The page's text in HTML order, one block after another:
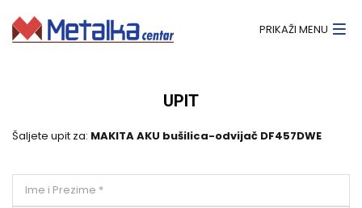
PRIKAŽI MENU
UPIT
Šaljete upit za: MAKITA AKU bušilica-odvijač DF457DWE